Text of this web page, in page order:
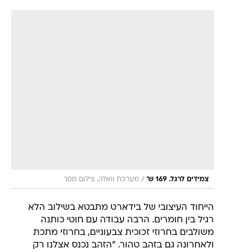
צמידים לרגל. 169 ש' / מערכת וואלה, צילום מסך
הייחוד העיצובי של בידארט מתבטא בשילוב הלא
רגיל בין חומרים. הרבה עבודה עם חוטי כותנה
משולבים בחרוזי זכוכית צבעוניים, בחרוזי מתכת
ולאחרונה גם בזהב טהור. "הזהב נכנס אצלנו רק